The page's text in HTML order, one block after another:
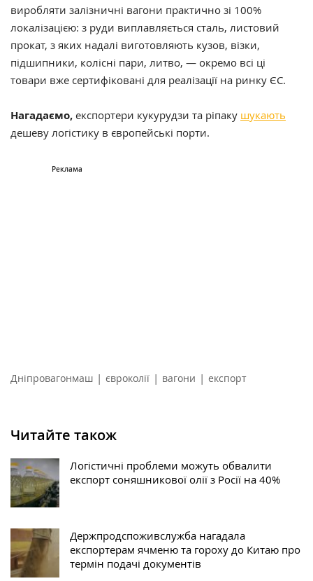
виробляти залізничні вагони практично зі 100%
локалізацією: з руди виплавляється сталь, листовий
прокат, з яких надалі виготовляють кузов, візки,
підшипники, колісні пари, литво, — окремо всі ці
товари вже сертифіковані для реалізації на ринку ЄС.
Нагадаємо, експортери кукурудзи та ріпаку шукають
дешеву логістику в європейські порти.
Дніпровагонмаш | євроколії | вагони | експорт
Читайте також
Логістичні проблеми можуть обвалити
експорт соняшникової олії з Росії на 40%
Держпродспоживслужба нагадала
експортерам ячменю та гороху до Китаю про
термін подачі документів